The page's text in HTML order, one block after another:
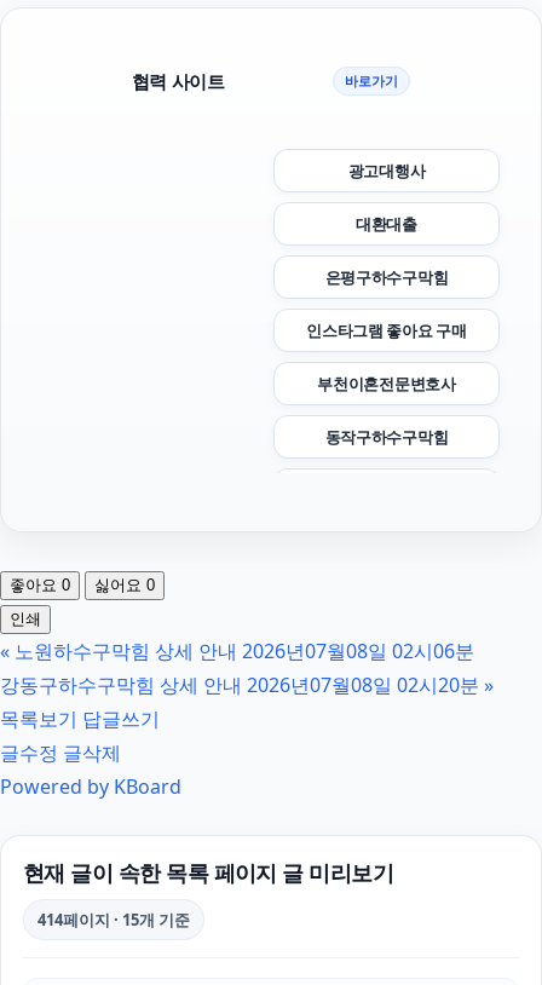
협력 사이트 바로가기
광고대행사
대환대출
은평구하수구막힘
인스타그램 좋아요 구매
부천이혼전문변호사
동작구하수구막힘
인스타 좋아요 늘리기
용인음주운전변호사
폰테크
좋아요 0 싫어요 0
인쇄
« 노원하수구막힘 상세 안내 2026년07월08일 02시06분
강동구하수구막힘 상세 안내 2026년07월08일 02시20분 »
목록보기 답글쓰기
글수정 글삭제
Powered by KBoard
현재 글이 속한 목록 페이지 글 미리보기
414페이지 · 15개 기준